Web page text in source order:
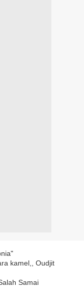
kamel,, Oudjit
Samai